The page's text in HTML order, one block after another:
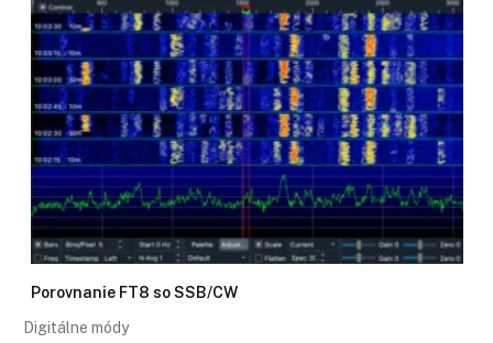
Porovnanie FT8 so SSB/CW
Digitálne módy